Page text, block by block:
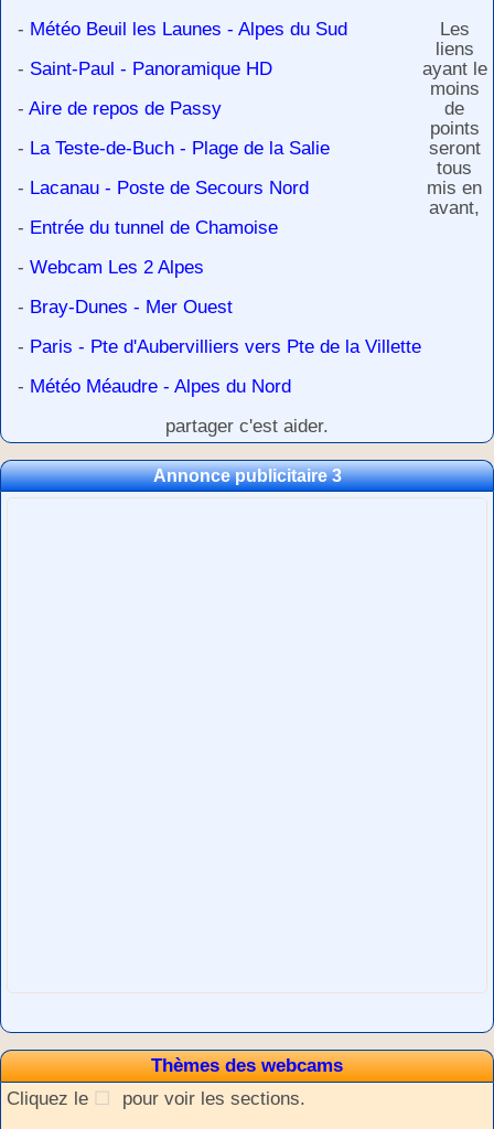
- Météo Beuil les Launes - Alpes du Sud
- Saint-Paul - Panoramique HD
- Aire de repos de Passy
- La Teste-de-Buch - Plage de la Salie
- Lacanau - Poste de Secours Nord
- Entrée du tunnel de Chamoise
- Webcam Les 2 Alpes
- Bray-Dunes - Mer Ouest
- Paris - Pte d'Aubervilliers vers Pte de la Villette
- Météo Méaudre - Alpes du Nord
Les
liens
ayant le
moins
de
points
seront
tous
mis en
avant,
partager c'est aider.
Annonce publicitaire 3
Thèmes des webcams
Cliquez le
pour voir les sections.